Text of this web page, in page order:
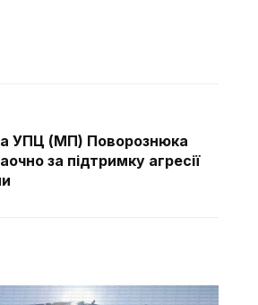
УПЦ (МП) Поворознюка
за підтримку агресії